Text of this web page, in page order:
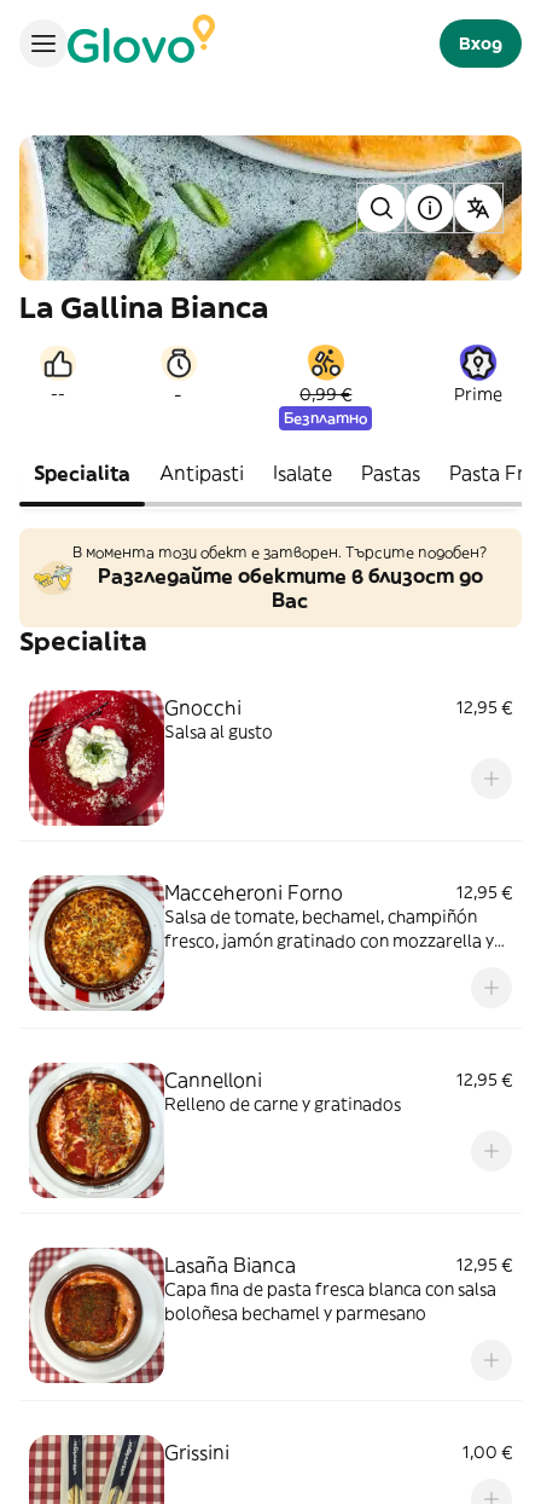
Вход
La Gallina Bianca
-- - 0,99 €
Безплатно
Prime
Specialita Antipasti Isalate Pastas Pasta
В момента този обект е затворен. Търсите подобен?
Разгледайте обектите в близост до
Вас
Specialita
Gnocchi
12,95 €
Salsa al gusto
Macceheroni Forno
12,95 €
Salsa de tomate, bechamel, champiñón
fresco, jamón gratinado con mozzarella y
Cannelloni
12,95 €
Relleno de carne y gratinados
Lasaña Bianca
12,95 €
Capa fina de pasta fresca blanca con salsa
boloñesa bechamel y parmesano
Grissini 1,00 €